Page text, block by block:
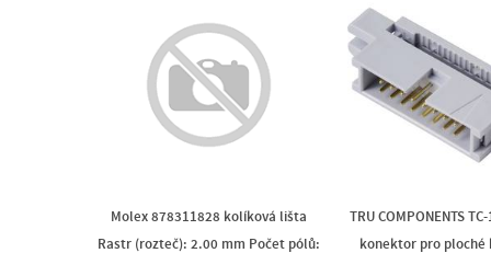
Molex 878311828 kolíková lišta
Rastr (rozteč): 2.00 mm Počet pólů:
TRU COMPONENTS
konektor pro ploché